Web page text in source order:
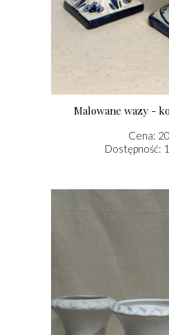
Malowane wazy -
Cena:
Dostępność: